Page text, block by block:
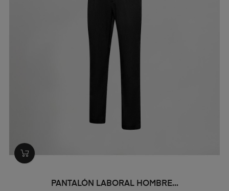
PANTALÓN LABORAL HOMBRE...